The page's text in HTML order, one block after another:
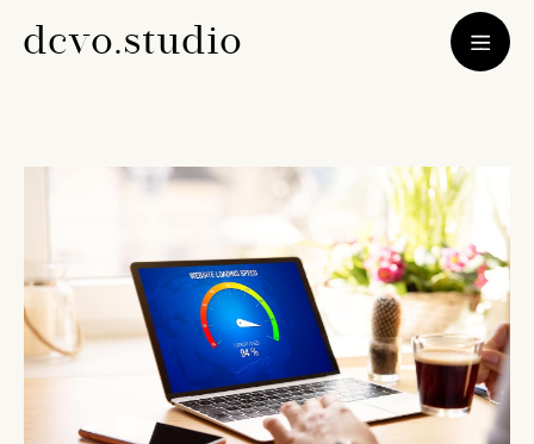
dcvo.studio